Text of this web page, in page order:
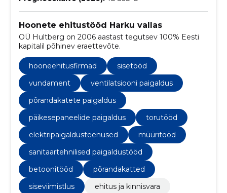
Hoonete ehitustööd Harku vallas
OÜ Hultberg on 2006 aastast tegutsev 100% Eesti
kapitalil põhinev eraettevõte.
hooneehitusfirmad
sisetööd
vundament
ventilatsiooni paigaldus
põrandakatete paigaldus
päikesepaneelide paigaldus
torutööd
elektripaigaldusteenused
müüritööd
sanitaartehnilised paigaldustööd
betoonitööd
põrandakatted
siseviimistlus
ehitus ja kinnisvara